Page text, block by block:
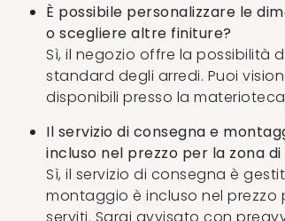
È possibile personalizzare le
o scegliere altre finiture?
Sì, il negozio offre la possibilità
standard degli arredi. Puoi
disponibili presso la
Il servizio di consegna e
incluso nel prezzo per la zona di
Sì, il servizio di consegna è
montaggio è incluso nel prezzo
serviti. Sarai avvisato con